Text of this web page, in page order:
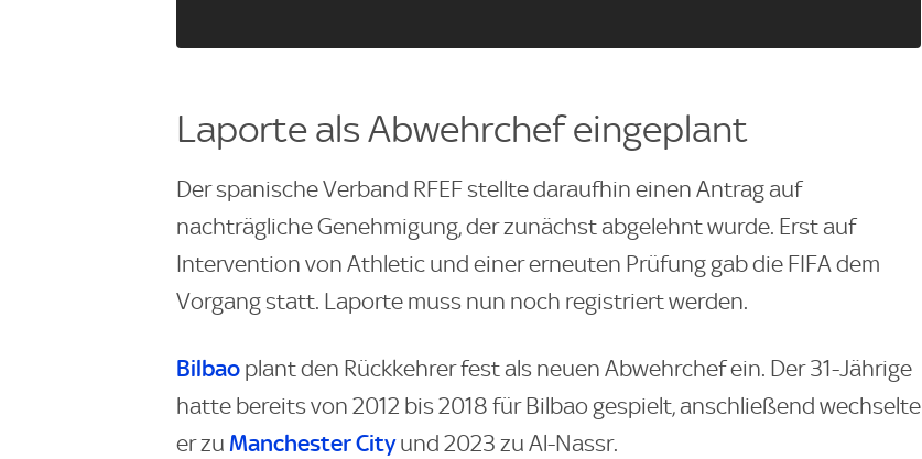
Laporte als Abwehrchef eingeplant
Der spanische Verband RFEF stellte daraufhin einen Antrag auf
nachträgliche Genehmigung, der zunächst abgelehnt wurde. Erst auf
Intervention von Athletic und einer erneuten Prüfung gab die FIFA dem
Vorgang statt. Laporte muss nun noch registriert werden.
Bilbao plant den Rückkehrer fest als neuen Abwehrchef ein. Der 31-Jährige
hatte bereits von 2012 bis 2018 für Bilbao gespielt, anschließend wechselte
er zu Manchester Cityund 2023 zu Al-Nassr.